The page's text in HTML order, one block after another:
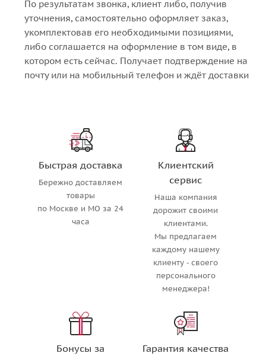
По результатам звонка, клиент либо, получив
уточнения, самостоятельно оформляет заказ,
укомплектовав его необходимыми позициями,
либо соглашается на оформление в том виде, в
котором есть сейчас. Получает подтверждение на
почту или на мобильный телефон и ждёт доставки
Быстрая доставка
Бережно доставляем
товары
по Москве и МО за 24
часа
Клиентский
сервис
Наша компания
дорожит своими
клиентами.
Мы предлагаем
каждому нашему
клиенту - своего
персонального
менеджера!
Бонусы за
Гарантия качества